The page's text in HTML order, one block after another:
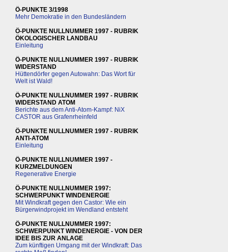
Ö-PUNKTE 3/1998
Mehr Demokratie in den Bundesländern
Ö-PUNKTE NULLNUMMER 1997 - RUBRIK
ÖKOLOGISCHER LANDBAU
Einleitung
Ö-PUNKTE NULLNUMMER 1997 - RUBRIK
WIDERSTAND
Hüttendörfer gegen Autowahn: Das Wort für
Welt ist Wald!
Ö-PUNKTE NULLNUMMER 1997 - RUBRIK
WIDERSTAND ATOM
Berichte aus dem Anti-Atom-Kampf: NiX
CASTOR aus Grafenrheinfeld
Ö-PUNKTE NULLNUMMER 1997 - RUBRIK
ANTI-ATOM
Einleitung
Ö-PUNKTE NULLNUMMER 1997 -
KURZMELDUNGEN
Regenerative Energie
Ö-PUNKTE NULLNUMMER 1997:
SCHWERPUNKT WINDENERGIE
Mit Windkraft gegen den Castor: Wie ein
Bürgerwindprojekt im Wendland entsteht
Ö-PUNKTE NULLNUMMER 1997:
SCHWERPUNKT WINDENERGIE - VON DER
IDEE BIS ZUR ANLAGE
Zum künftigen Umgang mit der Windkraft: Das